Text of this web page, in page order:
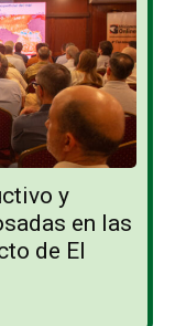
y
en las
de El